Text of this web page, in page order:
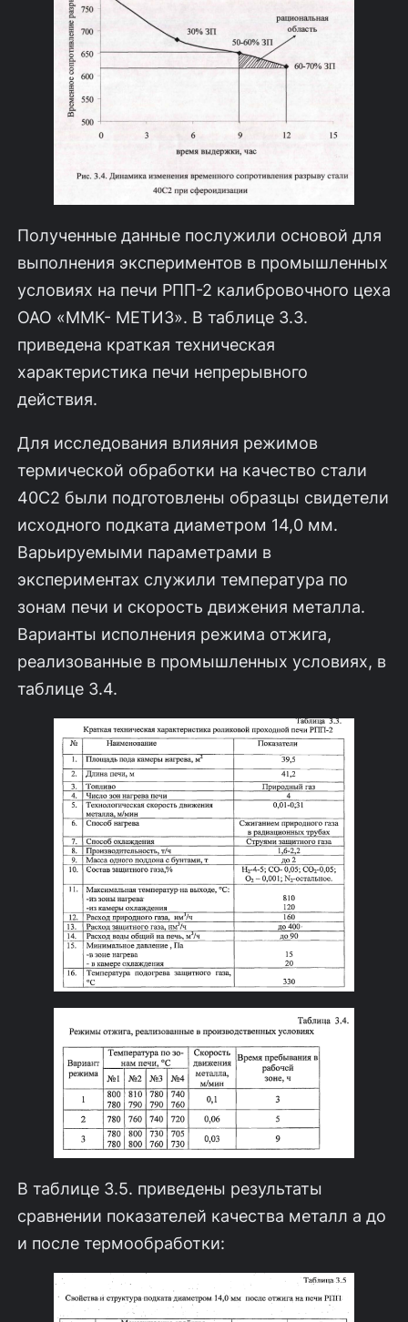
Полученные данные послужили основой для
выполнения экспериментов в промышленных
условиях на печи РПП-2 калибровочного цеха
ОАО «ММК- МЕТИЗ». В таблице 3.3.
приведена краткая техническая
характеристика печи непрерывного
действия.
Для исследования влияния режимов
термической обработки на качество стали
40С2 были подготовлены образцы свидетели
исходного подката диамет­ром 14,0 мм.
Варьируемыми параметрами в
экспериментах служили температура по
зонам печи и скорость движения металла.
Варианты исполнения режима отжи­га,
реализованные в промышленных условиях, в
таблице 3.4.
В таблице 3.5. приведены результаты
сравнении показателей качества металл а до
и после термообработки: